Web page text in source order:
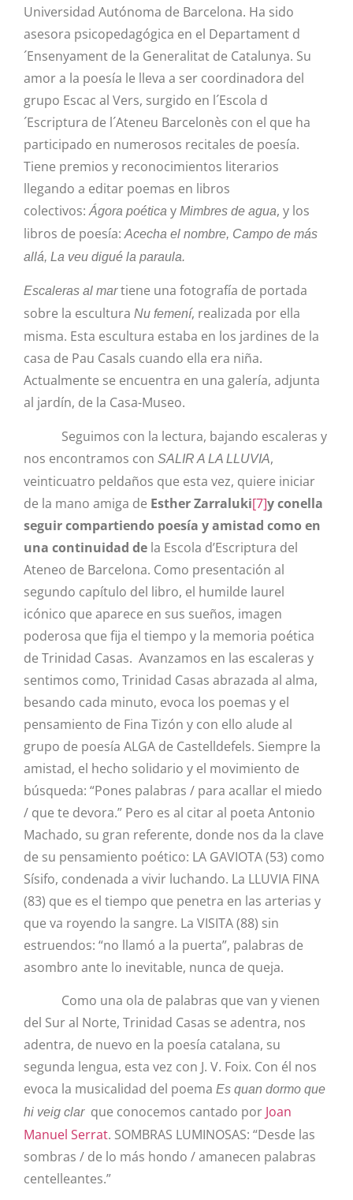
Universidad Autónoma de Barcelona. Ha sido
asesora psicopedagógica en el Departament d
´Ensenyament de la Generalitat de Catalunya. Su
amor a la poesía le lleva a ser coordinadora del
grupo Escac al Vers, surgido en l´Escola d
´Escriptura de l´Ateneu Barcelonès con el que ha
participado en numerosos recitales de poesía.
Tiene premios y reconocimientos literarios
llegando a editar poemas en libros
colectivos:Ágora poética y Mimbres de agua, y los
libros de poesía:Acecha el nombre, Campo de más
allá, La veu digué la paraula.
Escaleras al martiene una fotografía de portada
sobre la escultura Nu femení, realizada por ella
misma. Esta escultura estaba en los jardines de la
casa de Pau Casals cuando ella era niña.
Actualmente se encuentra en una galería, adjunta
al jardín, de la Casa-Museo.
Seguimos con la lectura, bajando escaleras y
nos encontramos con SALIR A LA LLUVIA,
veinticuatro peldaños que esta vez, quiere iniciar
de la mano amiga de Esther Zarraluki[7]y conella
seguir compartiendo poesía y amistad como en
una continuidad de la Escola d’Escriptura del
Ateneo de Barcelona. Como presentación al
segundo capítulo del libro, el humilde laurel
icónico que aparece en sus sueños, imagen
poderosa que fija el tiempo y la memoria poética
de Trinidad Casas. Avanzamos en las escaleras y
sentimos como, Trinidad Casas abrazada al alma,
besando cada minuto, evoca los poemas y el
pensamiento de Fina Tizón y con ello alude al
grupo de poesía ALGA de Castelldefels. Siempre la
amistad, el hecho solidario y el movimiento de
búsqueda: “Pones palabras / para acallar el miedo
/ que te devora.” Pero es al citar al poeta Antonio
Machado, su gran referente, donde nos da la clave
de su pensamiento poético: LA GAVIOTA (53) como
Sísifo, condenada a vivir luchando. La LLUVIA FINA
(83) que es el tiempo que penetra en las arterias y
que va royendo la sangre. La VISITA (88) sin
estruendos: “no llamó a la puerta”, palabras de
asombro ante lo inevitable, nunca de queja.
Como una ola de palabras que van y vienen
del Sur al Norte, Trinidad Casas se adentra, nos
adentra, de nuevo en la poesía catalana, su
segunda lengua, esta vez con J. V. Foix. Con él nos
evoca la musicalidad del poema Es quan dormo que
hi veig clarque conocemos cantado por Joan
Manuel Serrat. SOMBRAS LUMINOSAS: “Desde las
sombras / de lo más hondo / amanecen palabras
centelleantes.”